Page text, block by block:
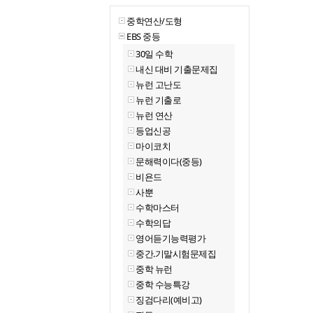
중학연산/도형
EBS 중등
30일 수학
내신 대비 기출문제집
뉴런 고난도
뉴런 기출로
뉴런 연산
등업신공
마이코치
문해력이다(중등)
비욘드
사뿐
수학마스터
수학의답
영어듣기능력평가
중간.기말시험문제집
중학 뉴런
중학 수능특강
징검다리(예비고)